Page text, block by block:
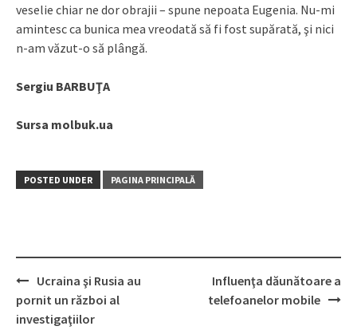
veselie chiar ne dor obrajii – spune nepoata Eugenia. Nu-mi
amintesc ca bunica mea vreodată să fi fost supărată, şi nici
n-am văzut-o să plângă.
Sergiu BARBUŢA
Sursa molbuk.ua
POSTED UNDER PAGINA PRINCIPALĂ
Post
navigation
Ucraina şi Rusia au
pornit un război al
investigaţiilor
Influenţa dăunătoare a
telefoanelor mobile